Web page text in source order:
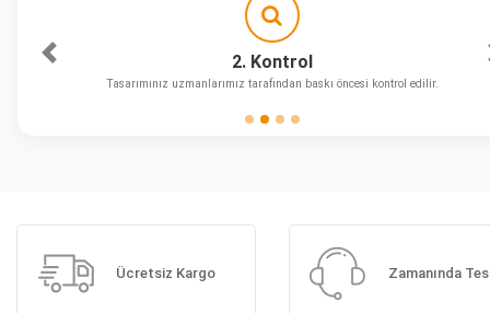
2. Kontrol
Tasarımınız uzmanlarımız tarafından baskı öncesi kontrol edilir.
Önceki
Ücretsiz Kargo Zamanında